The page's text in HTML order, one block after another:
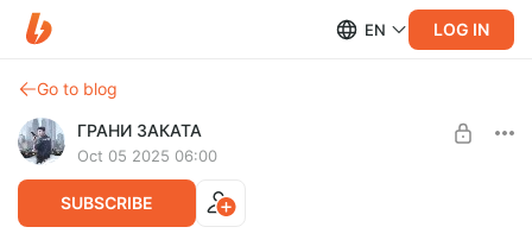
EN LOG IN
Go to blog
ГРАНИ ЗАКАТА
Oct 05 2025 06:00
SUBSCRIBE